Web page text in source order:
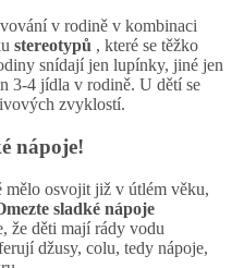
v rodině v kombinaci
stereotypů , které se těžko
snídají jen lupínky, jiné jen
3-4 jídla v rodině. U dětí se
zvyklostí.
nápoje!
mělo osvojit již v útlém věku,
sladké nápoje
že děti mají rády vodu
džusy, colu, tedy nápoje,